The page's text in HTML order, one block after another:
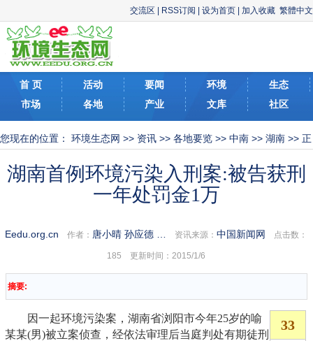
交流区 RSS订阅 设为首页 加入收藏 繁體中文
首 页 活动 要闻 环境
生态
市场
各地 产业 文库 社区
您现在的位置： 环境生态网 >> 资讯 >> 各地要览 >> 中南 >> 湖南 >> 正
湖南首例环境污染入刑案:被告获刑
一年处罚金1万
Eedu.org.cn 作者： 唐小晴 孙应德 … 资讯来源：中国新闻网 点击数：
185 更新时间：2015/1/6
摘要:
因一起环境污染案，湖南省浏阳市今年25岁的喻
某某(男)被立案侦查，经依法审理后当庭判处有期徒刑